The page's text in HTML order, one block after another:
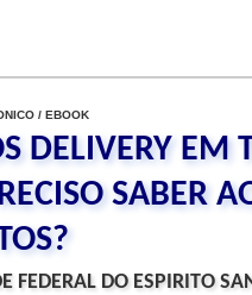
/ EBOOK
DELIVERY
SABER
FEDERAL DO ESPIRITO